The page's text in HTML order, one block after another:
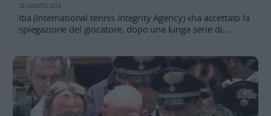
appello e ha potuto giocare»
Itia (International tennis Integrity Agency) «ha accettato la
spiegazione del giocatore, dopo una lunga serie di
20 AGOSTO 2024